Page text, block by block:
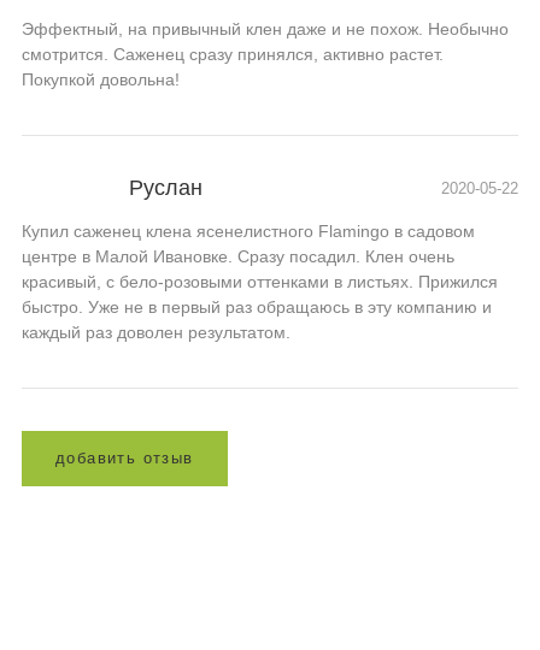
Эффектный, на привычный клен даже и не похож. Необычно
смотрится. Саженец сразу принялся, активно растет.
Покупкой довольна!
Руслан 2020-05-22
Купил саженец клена ясенелистного Flamingo в садовом
центре в Малой Ивановке. Сразу посадил. Клен очень
красивый, с бело-розовыми оттенками в листьях. Прижился
быстро. Уже не в первый раз обращаюсь в эту компанию и
каждый раз доволен результатом.
доба вит ь отз ыв